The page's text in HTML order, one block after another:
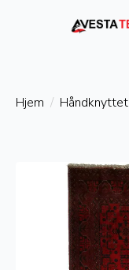
Hjem Håndknyttet